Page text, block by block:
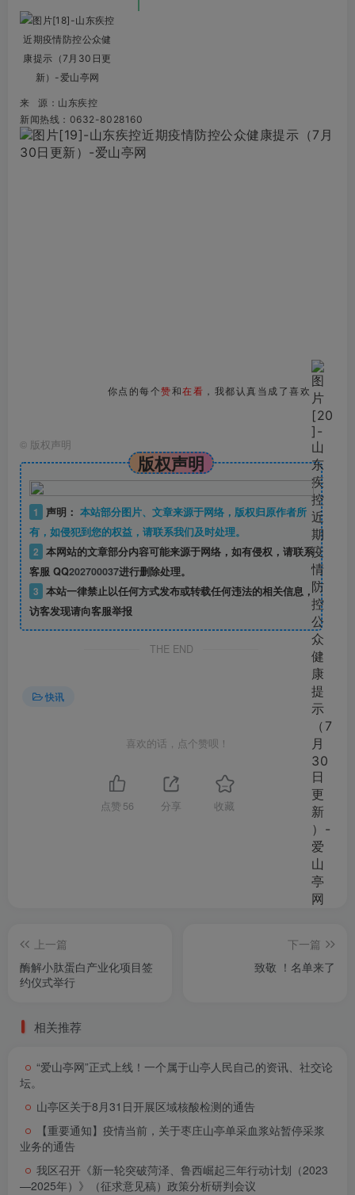
来 源：山东疾控
新闻热线：0632-8028160
你点的每个赞和在看 ，我都认真当成了喜欢
© 版权声明
版权声明
1 声明： 本站部分图片、文章来源于网络，版权归原作者所
有，如侵犯到您的权益，请联系我们及时处理。
2 本网站的文章部分内容可能来源于网络，如有侵权，请联系
客服 QQ202700037进行删除处理。
3 本站一律禁止以任何方式发布或转载任何违法的相关信息，
访客发现请向客服举报
THE END
快讯
喜欢的话，点个赞呗！
点赞 56 分享 收藏
上一篇
酶解小肽蛋白产业化项目签
约仪式举行
下一篇
致敬 ！名单来了
相关推荐
“爱山亭网”正式上线！一个属于山亭人民自己的资讯、社交论
坛。
山亭区关于8月31日开展区域核酸检测的通告
【重要通知】疫情当前，关于枣庄山亭单采血浆站暂停采浆
业务的通告
我区召开《新一轮突破菏泽、鲁西崛起三年行动计划（2023
—2025年）》（征求意见稿）政策分析研判会议